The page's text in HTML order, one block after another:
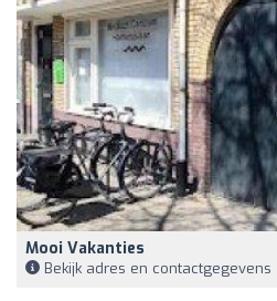
Mooi Vakanties
Bekijk adres en contactgegevens